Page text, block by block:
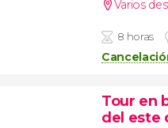
Varios
8 horas
Tour en
del este